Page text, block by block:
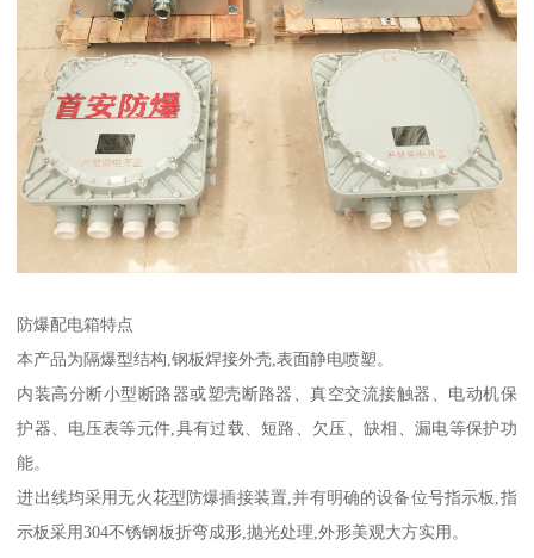
防爆配电箱特点
本产品为隔爆型结构,钢板焊接外壳,表面静电喷塑。
内装高分断小型断路器或塑壳断路器、真空交流接触器、电动机保
护器、电压表等元件,具有过载、短路、欠压、缺相、漏电等保护功
能。
进出线均采用无火花型防爆插接装置,并有明确的设备位号指示板,指
示板采用304不锈钢板折弯成形,抛光处理,外形美观大方实用。